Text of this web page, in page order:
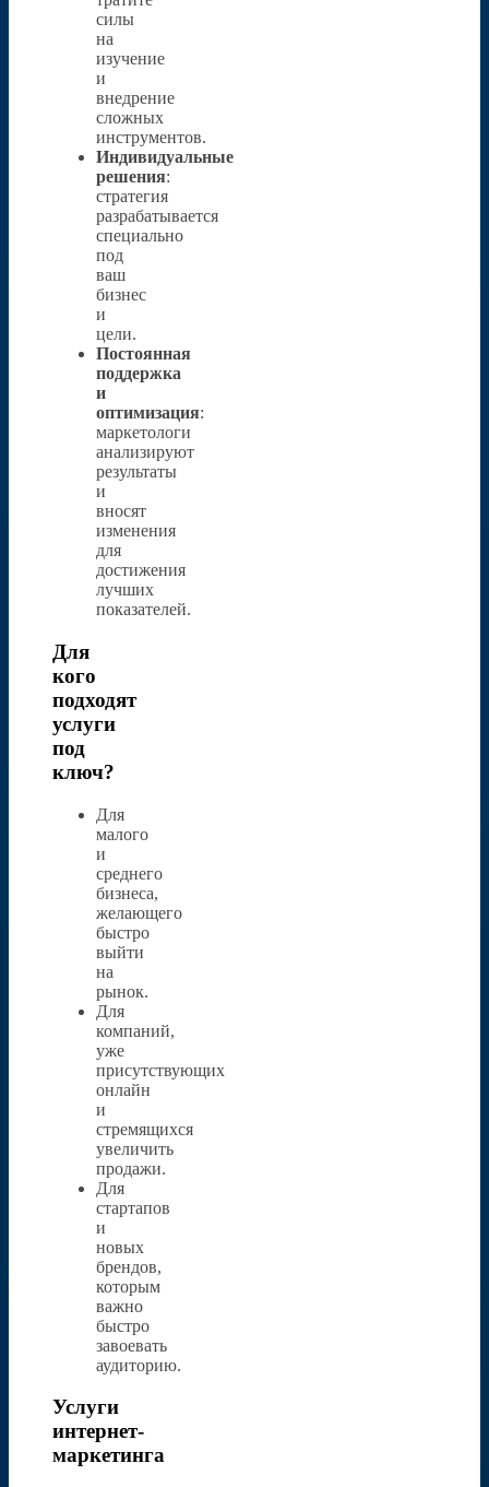
силы
на
изучение
и
внедрение
сложных
инструментов.
Индивидуальные
решения:
стратегия
разрабатывается
специально
под
ваш
бизнес
и
цели.
Постоянная
поддержка
и
оптимизация:
маркетологи
анализируют
результаты
и
вносят
изменения
для
достижения
лучших
показателей.
Для
кого
подходят
услуги
под
ключ?
Для
малого
и
среднего
бизнеса,
желающего
быстро
выйти
на
рынок.
Для
компаний,
уже
присутствующих
онлайн
и
стремящихся
увеличить
продажи.
Для
стартапов
и
новых
брендов,
которым
важно
быстро
завоевать
аудиторию.
Услуги
интернет-
маркетинга